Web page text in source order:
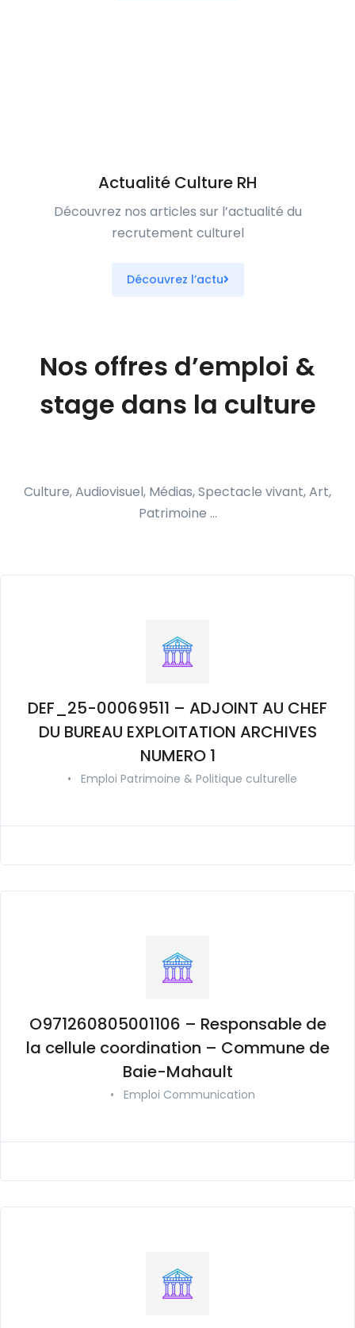
Actualité Culture RH
Découvrez nos articles sur l’actualité du
recrutement culturel
Découvrez l’actu
Nos offres d’emploi &
stage dans la culture
Culture, Audiovisuel, Médias, Spectacle vivant, Art,
Patrimoine …
DEF_25-00069511 – ADJOINT AU CHEF
DU BUREAU EXPLOITATION ARCHIVES
NUMERO 1
• Emploi Patrimoine & Politique culturelle
O971260805001106 – Responsable de
la cellule coordination – Commune de
Baie-Mahault
• Emploi Communication